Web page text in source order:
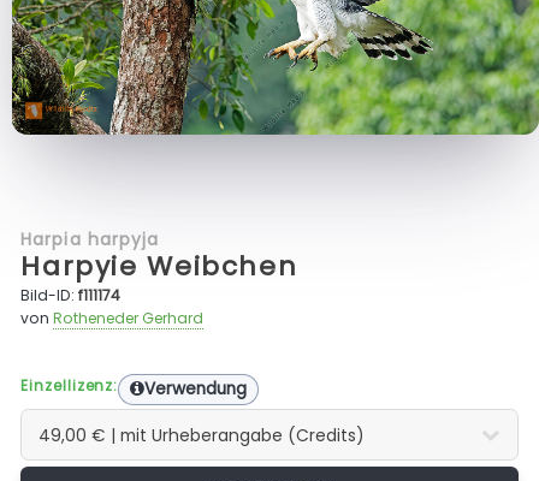
Harpia harpyja
Harpyie Weibchen
Bild-ID:f111174
vonRotheneder Gerhard
Einzellizenz: Verwendung